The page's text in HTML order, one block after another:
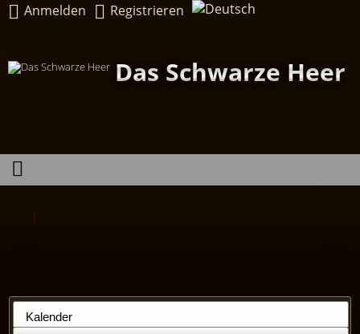
Anmelden Registrieren
Das Schwarze Heer
Kalender